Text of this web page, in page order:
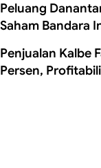
Peluang
Saham Bandara
Penjualan Kalbe
Persen,